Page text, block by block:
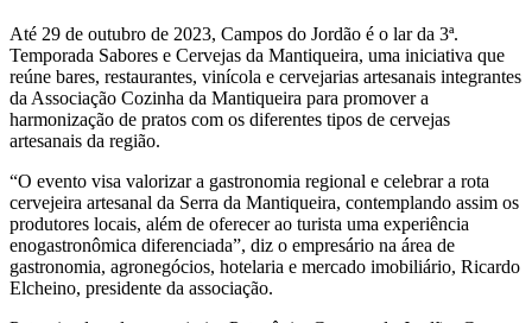
Até 29 de outubro de 2023, Campos do Jordão é o lar da 3ª.
Temporada Sabores e Cervejas da Mantiqueira, uma iniciativa que
reúne bares, restaurantes, vinícola e cervejarias artesanais integrantes
da Associação Cozinha da Mantiqueira para promover a
harmonização de pratos com os diferentes tipos de cervejas
artesanais da região.
“O evento visa valorizar a gastronomia regional e celebrar a rota
cervejeira artesanal da Serra da Mantiqueira, contemplando assim os
produtores locais, além de oferecer ao turista uma experiência
enogastronômica diferenciada”, diz o empresário na área de
gastronomia, agronegócios, hotelaria e mercado imobiliário, Ricardo
Elcheino, presidente da associação.